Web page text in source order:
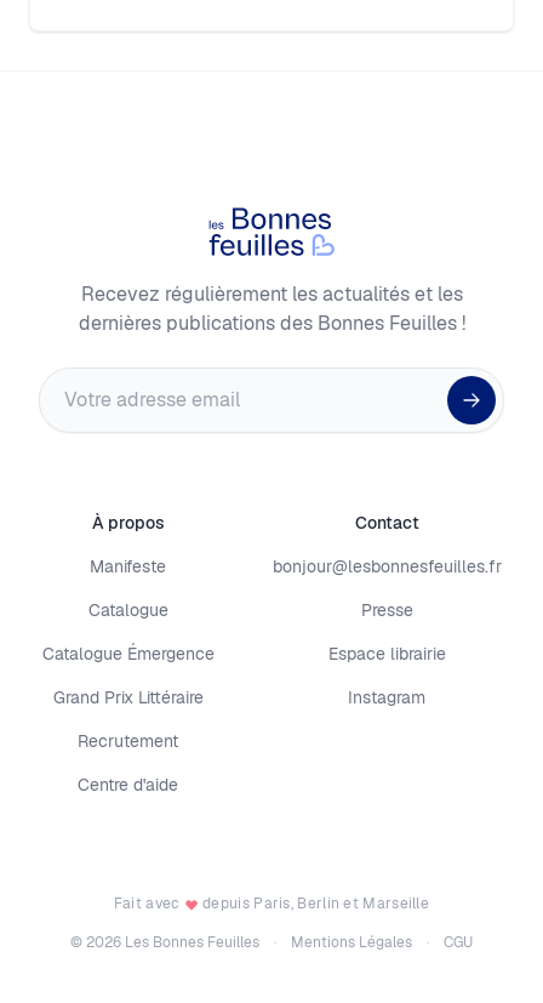
Les Bonnes Feuilles
Recevez régulièrement les actualités et les
dernières publications des Bonnes Feuilles !
Adresse email
À propos
Manifeste
Catalogue
Catalogue Émergence
Grand Prix Littéraire
Recrutement
Centre d'aide
Contact
bonjour@lesbonnesfeuilles.fr
Presse
Espace librairie
Instagram
Fait avec
depuis Paris, Berlin et Marseille
©2026 Les Bonnes Feuilles · Mentions Légales · CGU